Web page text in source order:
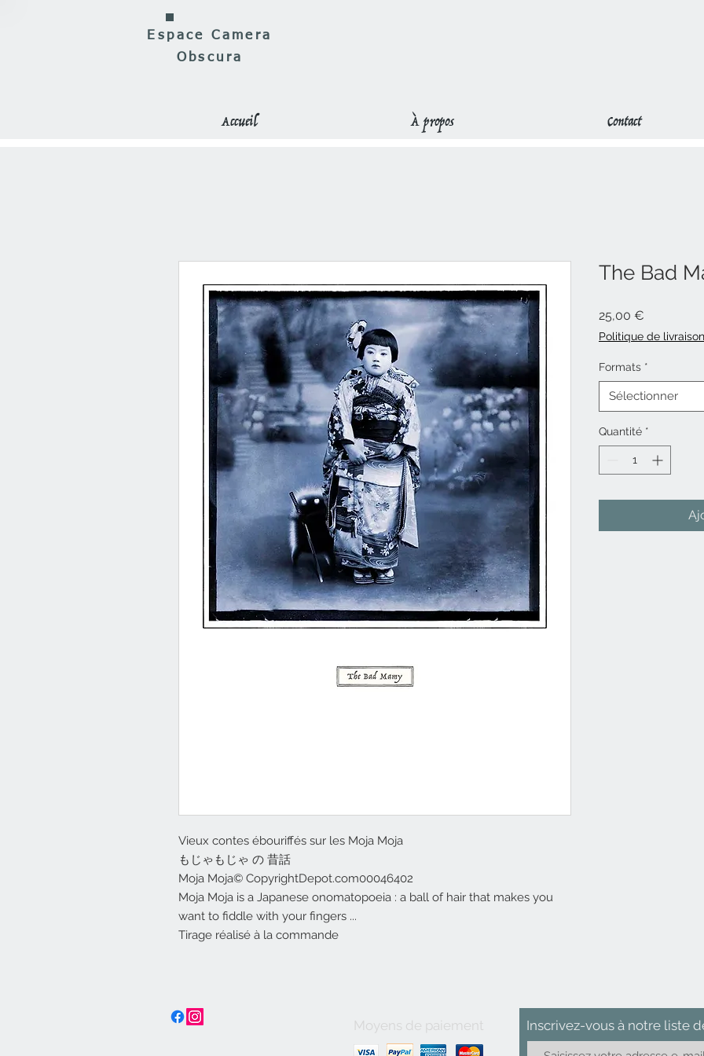
Espace Camera
Obscura
Accueil À propos Contact
Vieux contes ébouriffés sur les Moja Moja
もじゃもじゃ の 昔話
Moja Moja© CopyrightDepot.com00046402
Moja Moja is a Japanese onomatopoeia : a ball of hair that makes you
want to fiddle with your fingers ...
Tirage réalisé à la commande
The Bad
25,00 €
Politique de livraison
Formats *
Sélectionner
Quantité *
Moyens de paiement Inscrivez-vous à notre liste